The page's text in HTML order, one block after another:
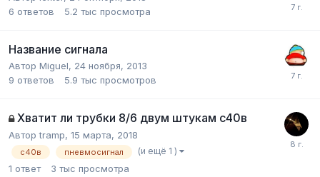
6 ответов 5.2 тыс просмотра
Название сигнала
Автор Miguel, 24 ноября, 2013
9 ответов 5.9 тыс просмотров
Хватит ли трубки 8/6 двум штукам с40в
Авторtramp, 15 марта, 2018
с40в пневмосигнал (и ещё 1 )
1 ответ 3 тыс просмотра